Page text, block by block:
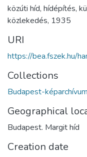
közúti híd, hídépítés,
közlekedés, 1935
URI
https://bea.fszek.hu/
Collections
Budapest-képarchívum
Geographical
Budapest. Margit híd
Creation date